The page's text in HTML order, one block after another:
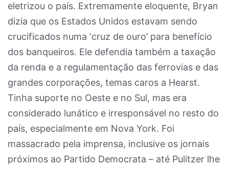
eletrizou o país. Extremamente eloquente, Bryan
dizia que os Estados Unidos estavam sendo
crucificados numa ‘cruz de ouro’ para benefício
dos banqueiros. Ele defendia também a taxação
da renda e a regulamentação das ferrovias e das
grandes corporações, temas caros a Hearst.
Tinha suporte no Oeste e no Sul, mas era
considerado lunático e irresponsável no resto do
país, especialmente em Nova York. Foi
massacrado pela imprensa, inclusive os jornais
próximos ao Partido Democrata – até Pulitzer lhe